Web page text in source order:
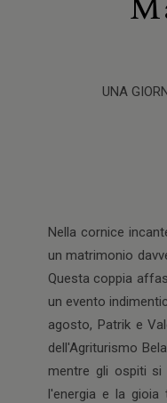
UNA
Nella cornice
un matrimonio
Questa coppia
un evento
agosto, Patrik e
dell'Agriturismo
mentre gli ospiti si
l'energia e la gioia